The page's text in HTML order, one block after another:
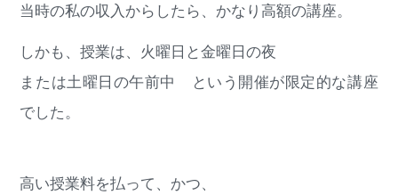
当時の私の収入からしたら、かなり高額の講座。
しかも、授業は、火曜日と金曜日の夜
または土曜日の午前中 という開催が限定的な講座
でした。
高い授業料を払って、かつ、